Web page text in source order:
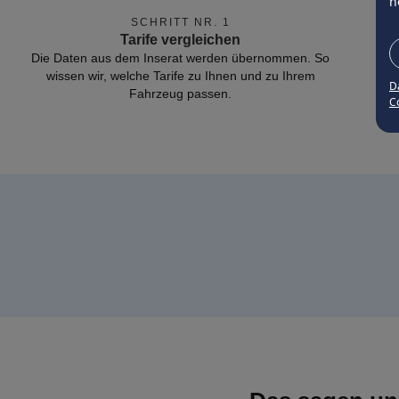
SCHRITT NR. 1
Tarife vergleichen
Die Daten aus dem Inserat werden übernommen. So
wissen wir, welche Tarife zu Ihnen und zu Ihrem
Fahrzeug passen.